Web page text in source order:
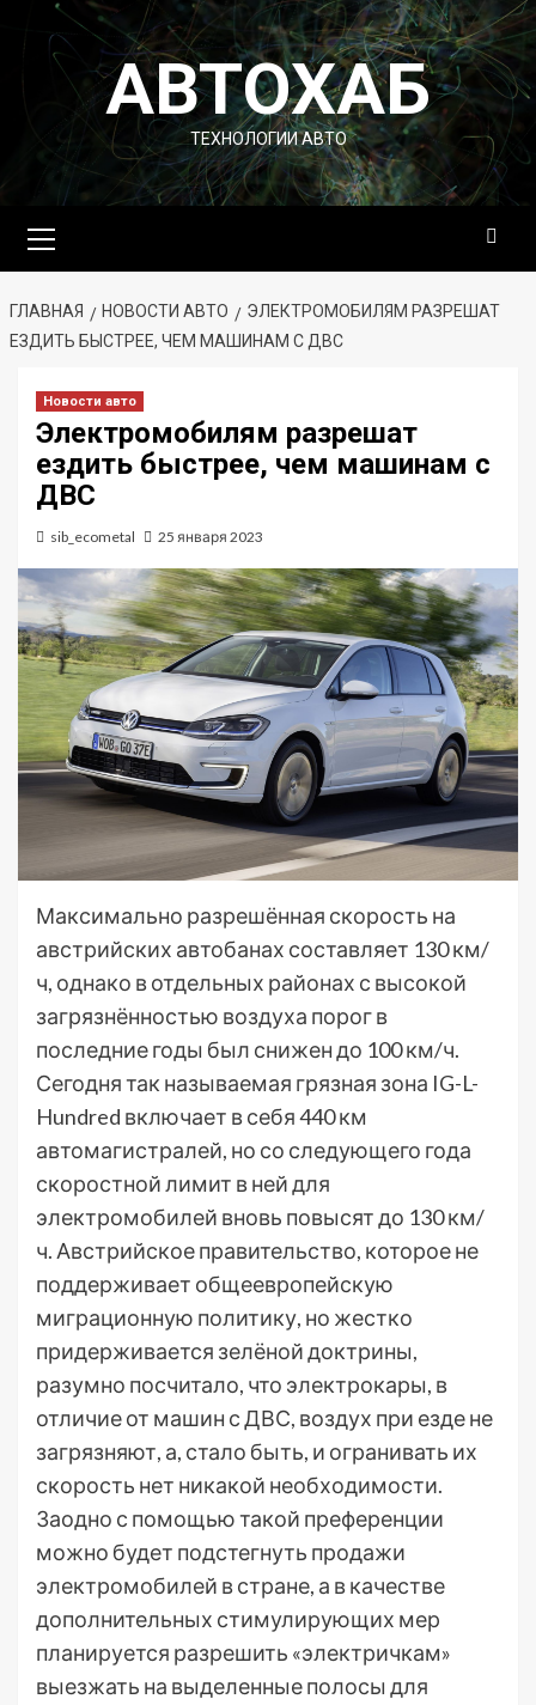
Перейти
содержимомуАВТОХАБ
ТЕХНОЛОГИИ АВТО
меню
ГЛАВНАЯ НОВОСТИ АВТО
ЭЛЕКТРОМОБИЛЯМ РАЗРЕШАТ
ЕЗДИТЬ БЫСТРЕЕ, ЧЕМ МАШИНАМ С ДВС
Новости авто
Электромобилям разрешат
ездить быстрее, чем машинам с
ДВС
sib_ecometal 25 января 2023
Максимально разрешённая скорость на
австрийских автобанах составляет 130 км/
ч, однако в отдельных районах с высокой
загрязнённостью воздуха порог в
последние годы был снижен до 100 км/ч.
Сегодня так называемая грязная зона IG-L-
Hundred включает в себя 440 км
автомагистралей, но со следующего года
скоростной лимит в ней для
электромобилей вновь повысят до 130 км/
ч. Австрийское правительство, которое не
поддерживает общеевропейскую
миграционную политику, но жестко
придерживается зелёной доктрины,
разумно посчитало, что электрокары, в
отличие от машин с ДВС, воздух при езде не
загрязняют, а, стало быть, и огранивать их
скорость нет никакой необходимости.
Заодно с помощью такой преференции
можно будет подстегнуть продажи
электромобилей в стране, а в качестве
дополнительных стимулирующих мер
планируется разрешить «электричкам»
выезжать на выделенные полосы для